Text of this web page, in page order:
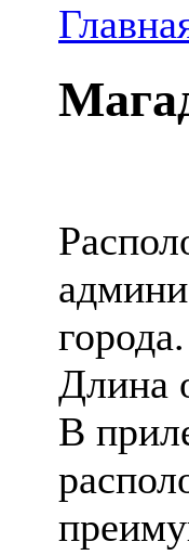
города.
Длина
В